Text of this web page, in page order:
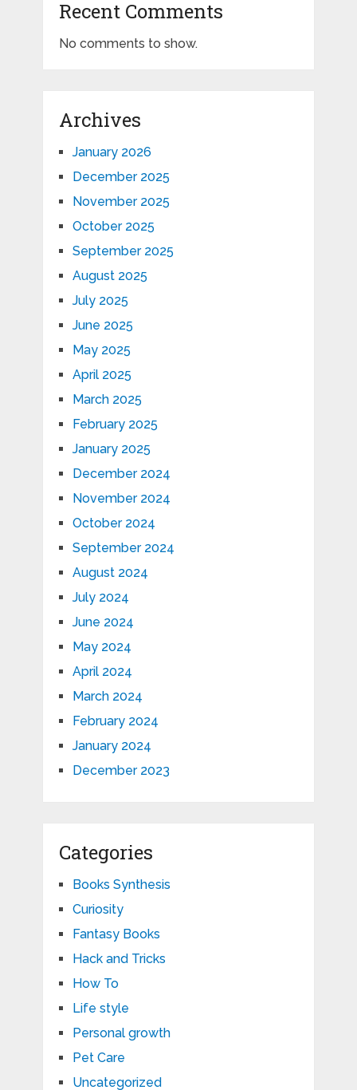
Recent Comments
No comments to show.
Archives
January 2026
December 2025
November 2025
October 2025
September 2025
August 2025
July 2025
June 2025
May 2025
April 2025
March 2025
February 2025
January 2025
December 2024
November 2024
October 2024
September 2024
August 2024
July 2024
June 2024
May 2024
April 2024
March 2024
February 2024
January 2024
December 2023
Categories
Books Synthesis
Curiosity
Fantasy Books
Hack and Tricks
How To
Life style
Personal growth
Pet Care
Uncategorized